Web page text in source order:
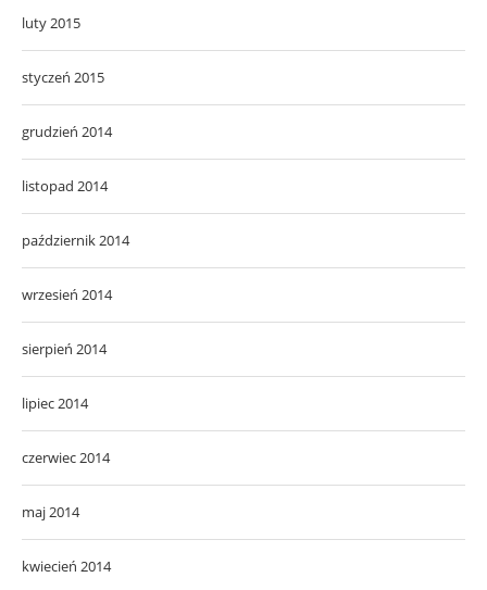
luty 2015
styczeń 2015
grudzień 2014
listopad 2014
październik 2014
wrzesień 2014
sierpień 2014
lipiec 2014
czerwiec 2014
maj 2014
kwiecień 2014